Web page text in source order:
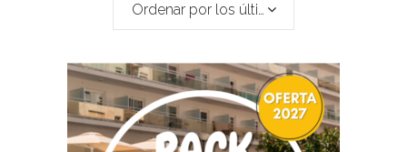
Ordenar por los últimos